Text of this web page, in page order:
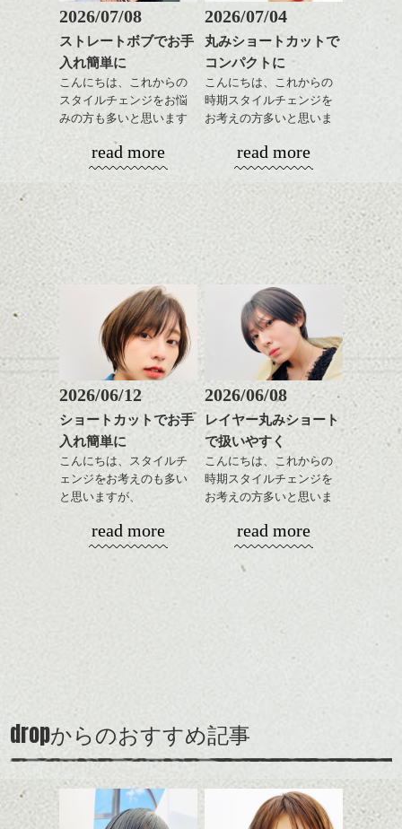
ハンサムショート／ヘッド
スパ／伸びても目立たない
ヘアカラー/ハイライト/ダブ
ルカラー/髪質改善/TOKIOト
リートメント/ブリーチ/イン
ミニボブ/抜け感ショート/バ
レイヤージュ/縮毛矯正
ハンサムショート／ヘッド
ヘアカラー/ハイライト/ダブ
ルカラー/髪質改善/TOKIOト
リートメント/ブリーチ/イン
ナーカラー/イルミナカラー/
ミニボブ/抜け感ショート/バ
レイヤージュ/縮毛矯
前からみるとマッシュな
感じ
↓サイドから見るとタイト
なクラシックショート
風。
たファッションとも相性
耳だしするとメリハリが
ついて良い感じです。
スタイリングはとても簡
単でワックスやセラムを
全体に手ぐししながら広
げるだけ、
毛を活かしたり、気分で
楽しめるのもいいです
90's後半から2000's前半に
ます。
スタイルの事やカラーリ
ングの事などなんでもご
相談して下さい！では
かきあげたり、パートを
変えたりと前が長いとな
すいので
毎日の気分で楽しめるの
バックのフォルムをしっ
かり残してカット、お洒
落系の女性に合います。
またジェンダレスなライ
ンでもあるので、これく
らいの感じって中性的な
メンズにも似合いそうで
すよね。
今回はそんな感じで、
春のヘアスタイル是非ご
相談して下さい。
ショートでパーマは抵抗
ある方も多いかと思いま
すがアウトラインや耳下
は極弱にトップは大きめ
でしっかりと、頭の箇所
で強さをコントロールし
てかけたらスタイリング
す。髪質によってはかけ
なくていい箇所もありま
気になる方はぜひご相談
2026/07/08
ストレートボブでお手
入れ簡単に
こんにちは、これからの
スタイルチェンジをお悩
みの方も多いと思います
やっぱりボブでお手入れ
しやすいスタイルだと毎
日のスタイリングも簡単
で良いですよ。
あご下のラインでやや長
さを残したボブは雰囲気
も出しやすくていろいろ
おすすめですね。
前髪もやや重めにカット
してラインを強調するの
もこれからは良い感じで
す、
目元が引き締まった印象
に。
ダークトーンの色味でク
ールに演出するのもおす
ナチュラルなトーンの色
で柔らかさをプラスする
のも良いですね。
read more
2026/07/04
丸みショートカットで
コンパクトに
こんにちは、これからの
時期スタイルチェンジを
お考えの方多いと思いま
コンパクトなフォルムが
全体のバランスを良く見
せてくれる効果もあり、
いろんなシーンに雰囲気
をだしやすくスタイリン
グも簡単で良いので朝の
そんなショートカット。
軽めの前髪で透け感を演
出できるので、
この時期とてもおすすめ
ですよ。
ラーで全体にツヤと透明
をドライした後、
ワックスとオイルを混ぜ
せます。
質感をかるくととのえな
read more
2026/06/12
ショートカットでお手
入れ簡単に
こんにちは、スタイルチ
ェンジをお考えのも多い
と思いますが、
丸みショートでタイトに
演出したスタイルもこれ
からの季節とてもおすす
るのが良い感じです。
read more
2026/06/08
レイヤー丸みショート
で扱いやすく
こんにちは、これからの
時期スタイルチェンジを
お考えの方多いと思いま
コンパクトなフォルムが
全体のバランスを良く見
出できるので、
この時期とてもおすすめ
ですよ。
ナチュラルなベージュカ
ラーで全体にツヤと透明
read more
dropからのおすすめ記事